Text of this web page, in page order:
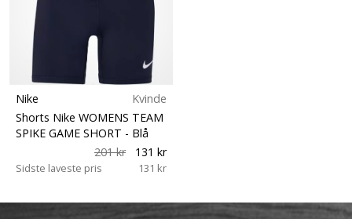
Nike
Kvinde
Shorts Nike WOMENS TEAM
SPIKE GAME SHORT - Blå
201 kr
131 kr
Sidste laveste pris 131 kr